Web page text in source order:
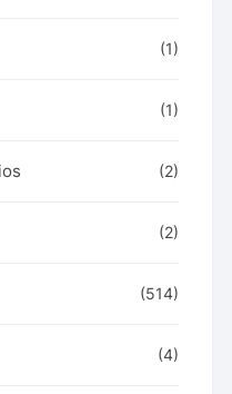
(1)
(1)
(2)
(2)
(514)
(4)